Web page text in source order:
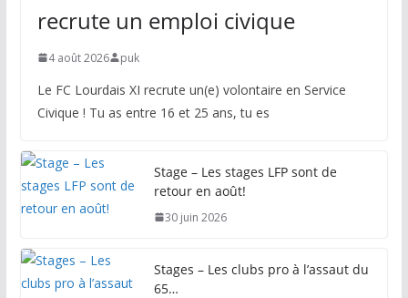
recrute un emploi civique
4 août 2026 puk
Le FC Lourdais XI recrute un(e) volontaire en Service
Civique ! Tu as entre 16 et 25 ans, tu es
Stage – Les stages LFP sont de
retour en août!
30 juin 2026
Stages – Les clubs pro à l’assaut du
65…